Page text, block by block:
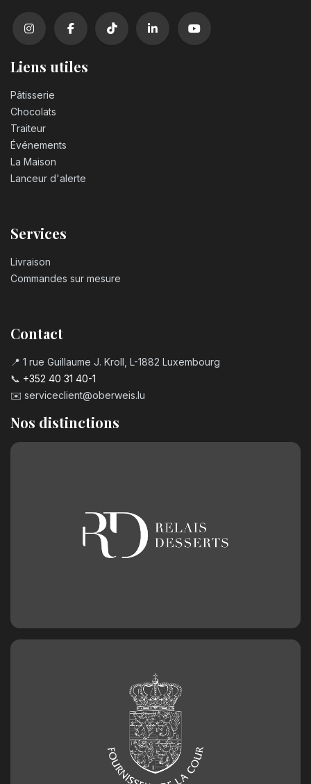
Liens utiles
Pâtisserie
Chocolats
Traiteur
Événements
La Maison
Lanceur d'alerte
Services
Livraison
Commandes sur mesure
Contact
📍 1 rue Guillaume J. Kroll, L-1882 Luxembourg
📞 +352 40 31 40-1
✉️ serviceclient@oberweis.lu
Nos distinctions